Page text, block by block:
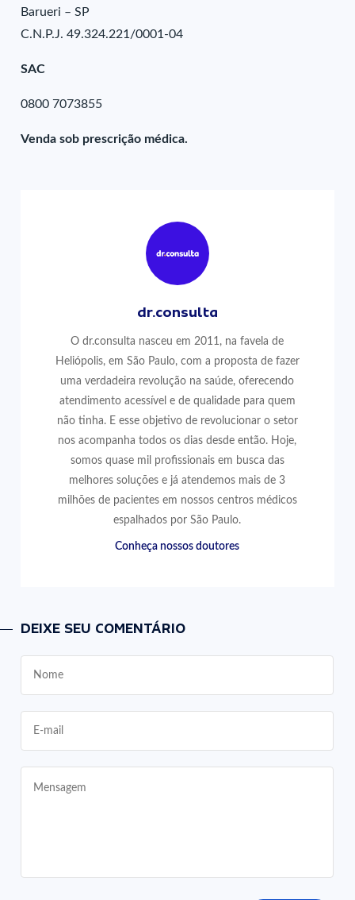
Barueri – SP
C.N.P.J. 49.324.221/0001-04
SAC
0800 7073855
Venda sob prescrição médica.
dr.consulta
O dr.consulta nasceu em 2011, na favela de
Heliópolis, em São Paulo, com a proposta de fazer
uma verdadeira revolução na saúde, oferecendo
atendimento acessível e de qualidade para quem
não tinha. E esse objetivo de revolucionar o setor
nos acompanha todos os dias desde então. Hoje,
somos quase mil profissionais em busca das
melhores soluções e já atendemos mais de 3
milhões de pacientes em nossos centros médicos
espalhados por São Paulo.
Conheça nossos doutores
DEIXE SEU COMENTÁRIO